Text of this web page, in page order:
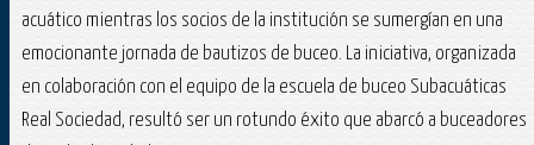
acuático mientras los socios de la institución se sumergían en una
emocionante jornada de bautizos de buceo. La iniciativa, organizada
en colaboración con el equipo de la escuela de buceo Subacuáticas
Real Sociedad, resultó ser un rotundo éxito que abarcó a buceadores